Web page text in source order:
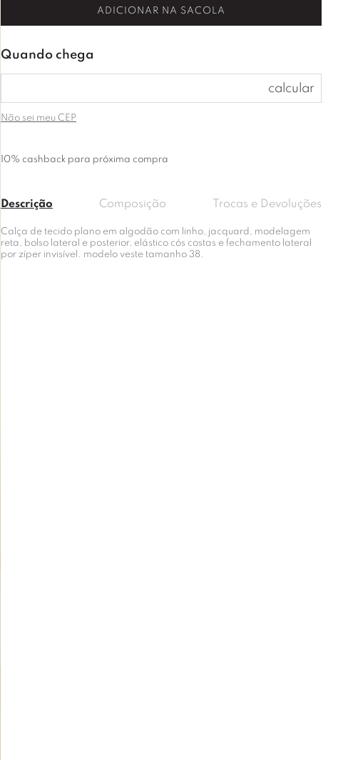
ADICIONAR NA SACOLA
Não sei meu CEP
10% cashback para próxima compra
Descrição Composição Trocas e Devoluções
Calça de tecido plano em algodão com linho, jacquard, modelagem
reta, bolso lateral e posterior, elástico cós costas e fechamento lateral
por zíper invisível. modelo veste tamanho 38.